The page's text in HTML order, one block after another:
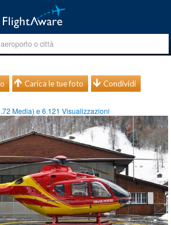
Carica le tue foto Condividi
Media) e6.121 Visualizzazioni